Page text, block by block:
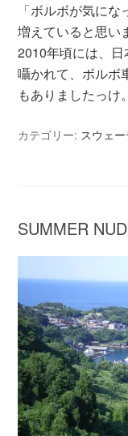
「ボルボが気に
増えていると思
2010年頃には、
囁かれて、ボルボ
もありましたっ
カテゴリー: スウェ
SUMMER